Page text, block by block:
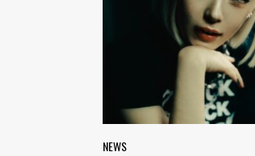
NEWS